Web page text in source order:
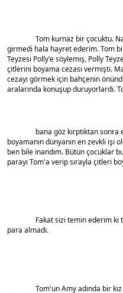
girmedi hala hayret ederim. Tom
Teyzesi Polly'e söylemiş, Polly
çitlerini boyama cezası vermişti.
cezayı görmek için bahçenin
aralarında konuşup duruyorlardı.
boyamanın dünyanın en zevkli işi
ben bile inandım. Bütün çocuklar
parayı Tom'a verip sırayla çitleri
para almadı.